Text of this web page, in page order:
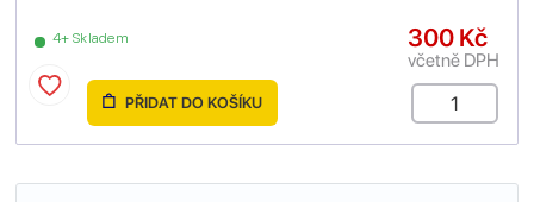
4+ Skladem 300 Kč
včetně DPH
PŘIDAT DO KOŠÍKU